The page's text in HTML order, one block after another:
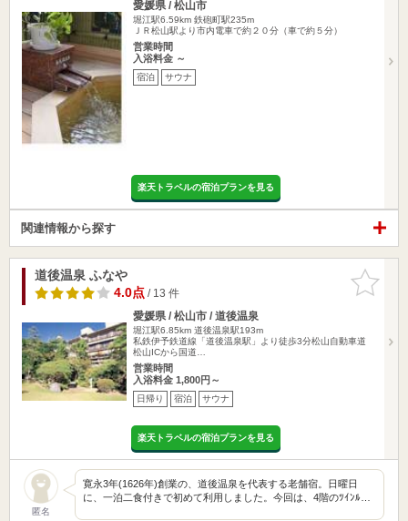
愛媛県 / 松山市
堀江駅6.59km 鉄砲町駅235m
ＪＲ松山駅より市内電車で約２０分（車で約５分）
営業時間
入浴料金 ～
宿泊 サウナ
楽天トラベルの宿泊プランを見る
関連情報から探す
お気に入
りに追加
道後温泉 ふなや
4.0点/ 13 件
愛媛県 / 松山市 / 道後温泉
堀江駅6.85km 道後温泉駅193m
私鉄伊予鉄道線「道後温泉駅」より徒歩3分松山自動車道
松山ICから国道…
営業時間
入浴料金 1,800円～
日帰り 宿泊 サウナ
楽天トラベルの宿泊プランを見る
匿名
寛永3年(1626年)創業の、道後温泉を代表する老舗宿。日曜日
に、一泊二食付きで初めて利用しました。今回は、4階のﾂｲﾝﾙ…